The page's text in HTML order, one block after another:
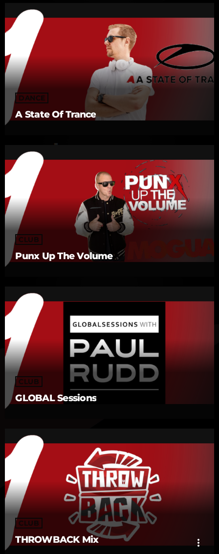
DANCE
A State Of Trance
CLUB
Punx Up The Volume
CLUB
GLOBAL Sessions
CLUB
THROWBACK Mix more_vert